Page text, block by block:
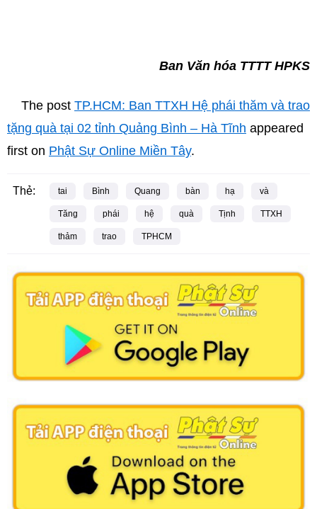
Ban Văn hóa TTTT HPKS
The post TP.HCM: Ban TTXH Hệ phái thăm và trao
tặng quà tại 02 tỉnh Quảng Bình – Hà Tĩnh appeared
first on Phật Sự Online Miền Tây.
Thẻ: tai Bình Quang bàn hạ và
Tăng phái hệ quà Tịnh TTXH
thảm trao TPHCM